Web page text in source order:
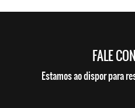
FALE
Estamos ao dispor para